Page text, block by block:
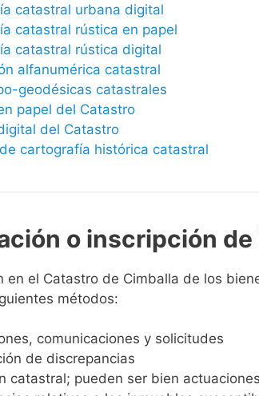
catastral urbana digital
catastral rústica en papel
catastral rústica digital
alfanumérica catastral
geodésicas catastrales
papel del Catastro
del Catastro
cartografía histórica catastral
o inscripción
en el Catastro de Cimballa de los
métodos:
comunicaciones y solicitudes
de discrepancias
catastral; pueden ser bien